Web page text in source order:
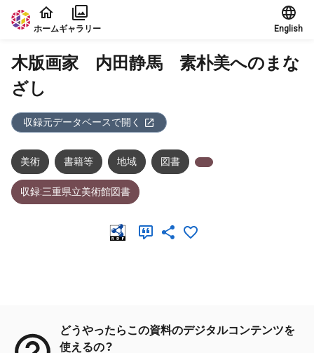
本文に飛ぶ
ホームギャラリー English
木版画家 内田静馬 素朴美へのまな
ざし
収録元データベースで開く
美術 書籍等 地域 図書
収録:三重県立美術館図書
どうやったらこの資料のデジタルコンテンツを
使えるの？